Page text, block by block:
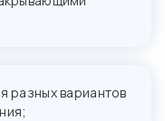
разных вариантов